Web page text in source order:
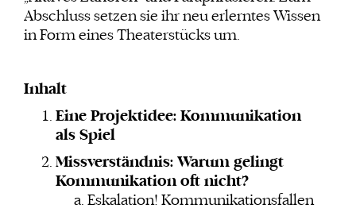
Abschluss setzen sie ihr neu erlerntes Wissen
in Form eines Theaterstücks um.
Inhalt
Eine Projektidee: Kommunikation
als Spiel
Missverständnis: Warum gelingt
Kommunikation oft nicht?
Eskalation! Kommunikationsfallen